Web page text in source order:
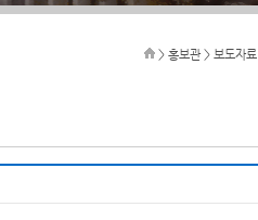
> 홍보관 > 보도자료